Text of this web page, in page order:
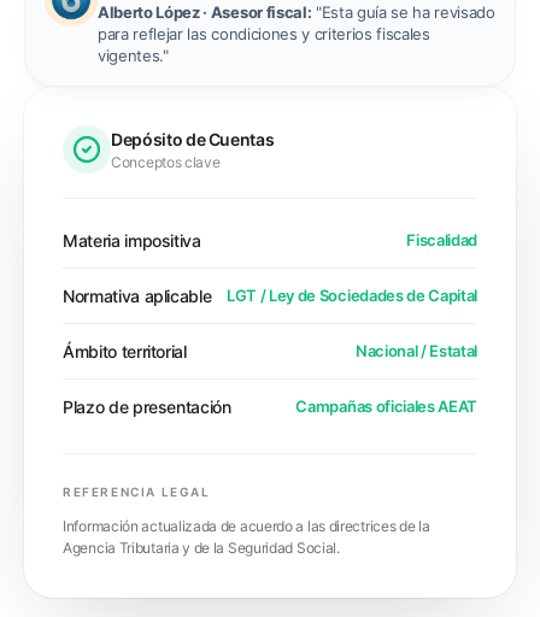
Alberto López· Asesor fiscal: "Esta guía se ha revisado
para reflejar las condiciones y criterios fiscales
vigentes."
Depósito de Cuentas
Conceptos clave
Materia impositiva Fiscalidad
Normativa aplicable LGT / Ley de Sociedades de Capital
Ámbito territorial Nacional / Estatal
Plazo de presentación Campañas oficiales AEAT
REFERENCIA LEGAL
Información actualizada de acuerdo a las directrices de la
Agencia Tributaria y de la Seguridad Social.